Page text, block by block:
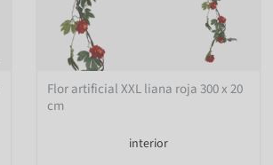
Flor artificial XXL liana roja 300 x 20
cm
interior